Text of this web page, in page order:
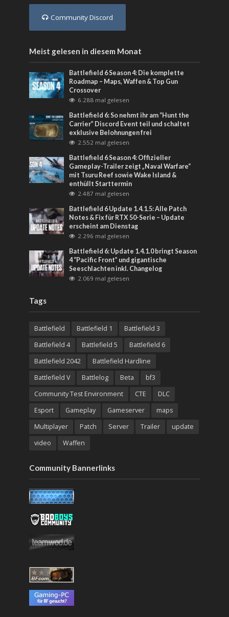
Community Discord
Meist gelesen in diesem Monat
Battlefield 6 Season 4: Die komplette
Roadmap – Maps, Waffen & Top Gun
Crossover
6.288 mal gelesen
Battlefield 6: So nehmt ihr am “Hunt the
Carrier” Discord Event teil und schaltet
exklusive Belohnungen frei
2.552 mal gelesen
Battlefield 6 Season 4: Offizieller
Gameplay-Trailer zeigt „Naval Warfare“
mit Tsuru Reef sowie Wake Island &
enthüllt Starttermin
2.487 mal gelesen
Battlefield 6 Update 1.4.1.5: Alle Patch
Notes & Fix für RTX 50-Serie – Update
erscheint am Dienstag
2.296 mal gelesen
Battlefield 6: Update 1.4.1.0 bringt Season
4 “Pacific Front” und gigantische
Seeschlachten inkl. Changelog
2.069 mal gelesen
Tags
Battlefield Battlefield 1
Battlefield 3
Battlefield 4
Battlefield 5
Battlefield 6
Battlefield 2042
Battlefield Hardline
Battlefield V
Battlelog Beta
bf3
Community Test Environment
CTE
DLC
Esport
Gameplay Gameserver
maps
Multiplayer
Patch Server Trailer
update
video
Waffen
Community Bannerlinks